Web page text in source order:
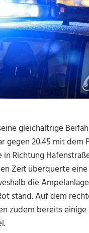
gleichaltrige
gegen 20.45 mit dem
Richtung
Zeit überquerte
die
stand. Auf dem
zudem bereits einige